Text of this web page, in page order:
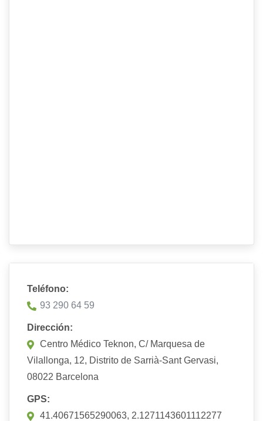
Teléfono:
93 290 64 59
Dirección:
Centro Médico Teknon, C/ Marquesa de
Vilallonga, 12, Distrito de Sarrià-Sant Gervasi,
08022 Barcelona
GPS:
41.40671565290063, 2.1271143601112277